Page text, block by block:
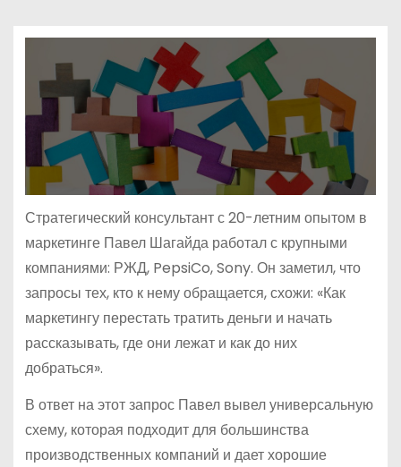
Стратегический консультант с 20-летним опытом в
маркетинге Павел Шагайда работал с крупными
компаниями: РЖД, PepsiCo, Sony. Он заметил, что
запросы тех, кто к нему обращается, схожи: «Как
маркетингу перестать тратить деньги и начать
рассказывать, где они лежат и как до них
добраться».
В ответ на этот запрос Павел вывел универсальную
схему, которая подходит для большинства
производственных компаний и дает хорошие